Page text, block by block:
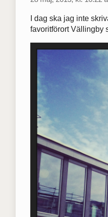
I dag ska jag inte
favoritförort Vällingby